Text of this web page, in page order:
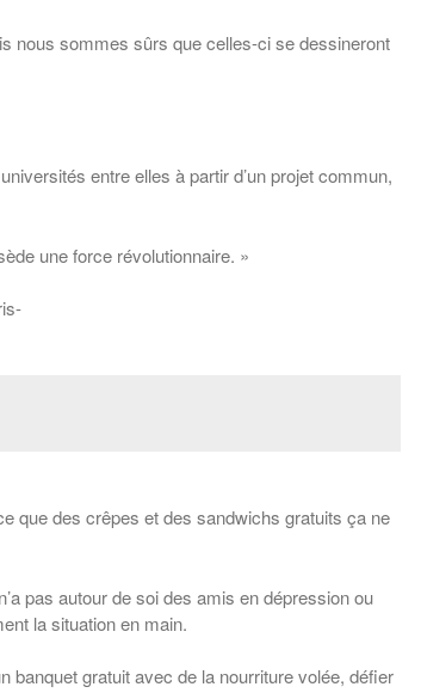
nous sommes sûrs que celles-ci se dessineront
entre elles à partir d’un projet commun,
une force révolutionnaire. »
que des crêpes et des sandwichs gratuits ça ne
pas autour de soi des amis en dépression ou
la situation en main.
banquet gratuit avec de la nourriture volée, défier